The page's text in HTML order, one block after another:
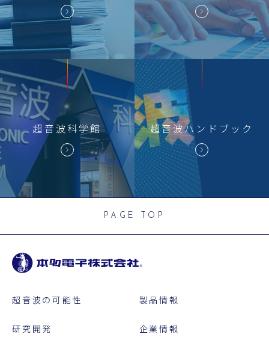
超音波科学館 超音波ハンドブック
PAGE TOP
超音波の可能性 製品情報
研究開発 企業情報